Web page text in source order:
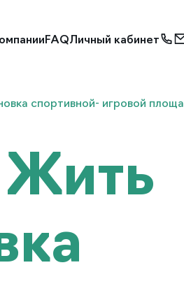
FAQЛичный кабинет
спортивной- игровой